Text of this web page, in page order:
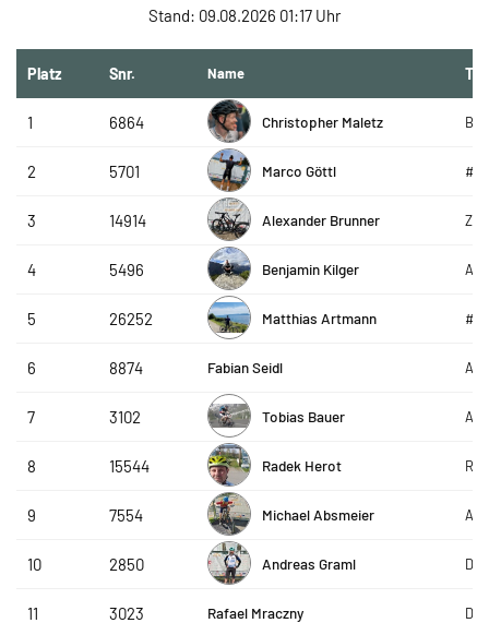
Stand: 09.08.2026 01:17 Uhr
Platz Snr. Name
1 6864 Christopher Maletz
2 5701 Marco Göttl
3 14914 Alexander Brunner ZF
4 5496 Benjamin Kilger
5 26252 Matthias Artmann
6 8874 Fabian Seidl
7 3102 Tobias Bauer
8 15544 Radek Herot
9 7554 Michael Absmeier
10 2850 Andreas Graml
11 3023 Rafael Mraczny